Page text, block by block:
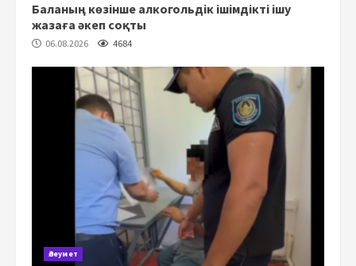
Баланың көзінше алкогольдік ішімдікті ішу
жазаға әкеп соқты
06.08.2026 4684
Әлеумет